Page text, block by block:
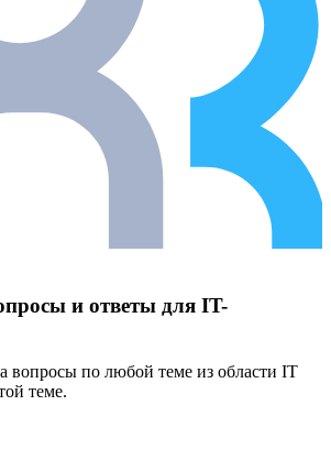
и ответы для IT-
вопросы по любой теме из области IT
теме.